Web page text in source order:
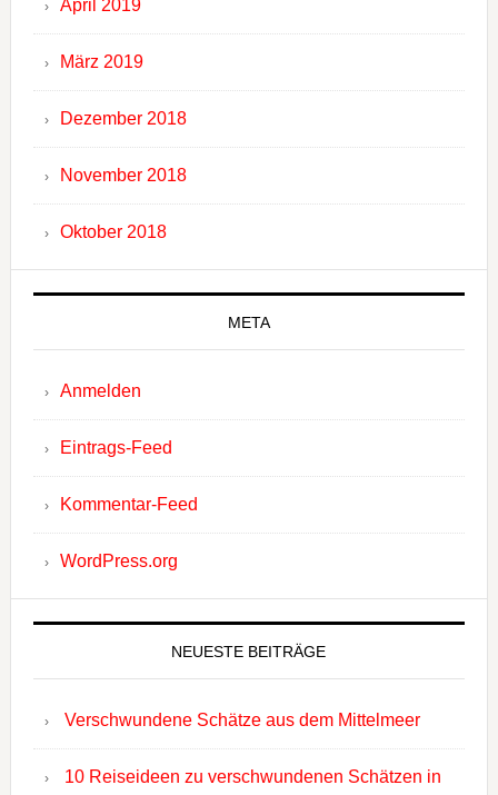
April 2019
März 2019
Dezember 2018
November 2018
Oktober 2018
META
Anmelden
Eintrags-Feed
Kommentar-Feed
WordPress.org
NEUESTE BEITRÄGE
Verschwundene Schätze aus dem Mittelmeer
10 Reiseideen zu verschwundenen Schätzen in